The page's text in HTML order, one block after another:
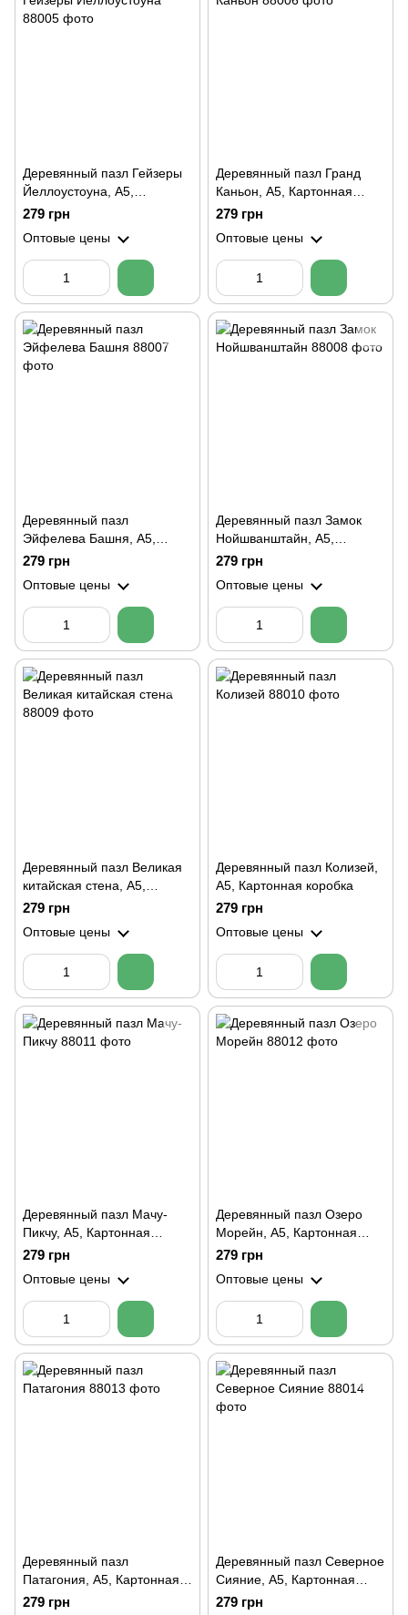
Деревянный пазл Гейзеры
Йеллоустоуна, А5,
Картонная коробка
279 грн
Оптовые цены
Деревянный пазл Гранд
Каньон, А5, Картонная
коробка
279 грн
Оптовые цены
Деревянный пазл
Эйфелева Башня, А5,
Картонная коробка
279 грн
Оптовые цены
Деревянный пазл Замок
Нойшванштайн, А5,
Картонная коробка
279 грн
Оптовые цены
Деревянный пазл Великая
китайская стена, А5,
Картонная коробка
279 грн
Оптовые цены
Деревянный пазл Колизей,
А5, Картонная коробка
279 грн
Оптовые цены
Деревянный пазл Мачу-
Пикчу, А5, Картонная
коробка
279 грн
Оптовые цены
Деревянный пазл Озеро
Морейн, А5, Картонная
коробка
279 грн
Оптовые цены
Деревянный пазл
Патагония, А5, Картонная
коробка
279 грн
Деревянный пазл Северное
Сияние, А5, Картонная
коробка
279 грн